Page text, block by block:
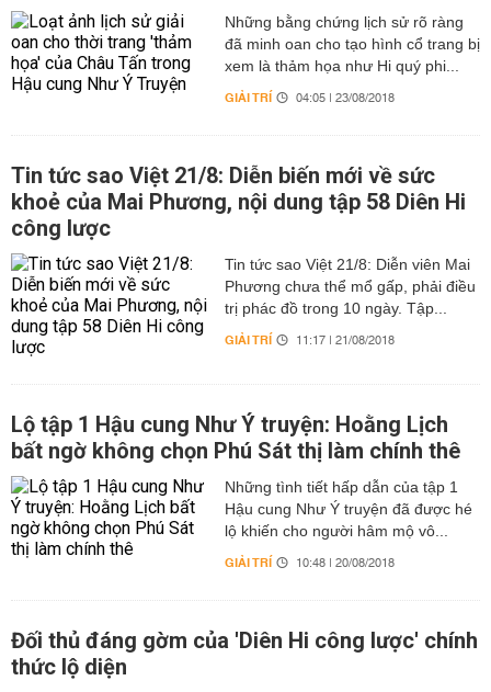
Những bằng chứng lịch sử rõ ràng
đã minh oan cho tạo hình cổ trang bị
xem là thảm họa như Hi quý phi...
GIẢI TRÍ 04:05 | 23/08/2018
Tin tức sao Việt 21/8: Diễn biến mới về sức
khoẻ của Mai Phương, nội dung tập 58 Diên Hi
công lược
Tin tức sao Việt 21/8: Diễn viên Mai
Phương chưa thể mổ gấp, phải điều
trị phác đồ trong 10 ngày. Tập...
GIẢI TRÍ 11:17 | 21/08/2018
Lộ tập 1 Hậu cung Như Ý truyện: Hoằng Lịch
bất ngờ không chọn Phú Sát thị làm chính thê
Những tình tiết hấp dẫn của tập 1
Hậu cung Như Ý truyện đã được hé
lộ khiến cho người hâm mộ vô...
GIẢI TRÍ 10:48 | 20/08/2018
Đối thủ đáng gờm của 'Diên Hi công lược' chính
thức lộ diện